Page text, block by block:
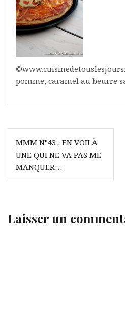
pomme, caramel au beurre
Navigation
de
l’article
MMM N°43 : EN VOILÀ
UNE QUI NE VA PAS ME
MANQUER…
Laisser un